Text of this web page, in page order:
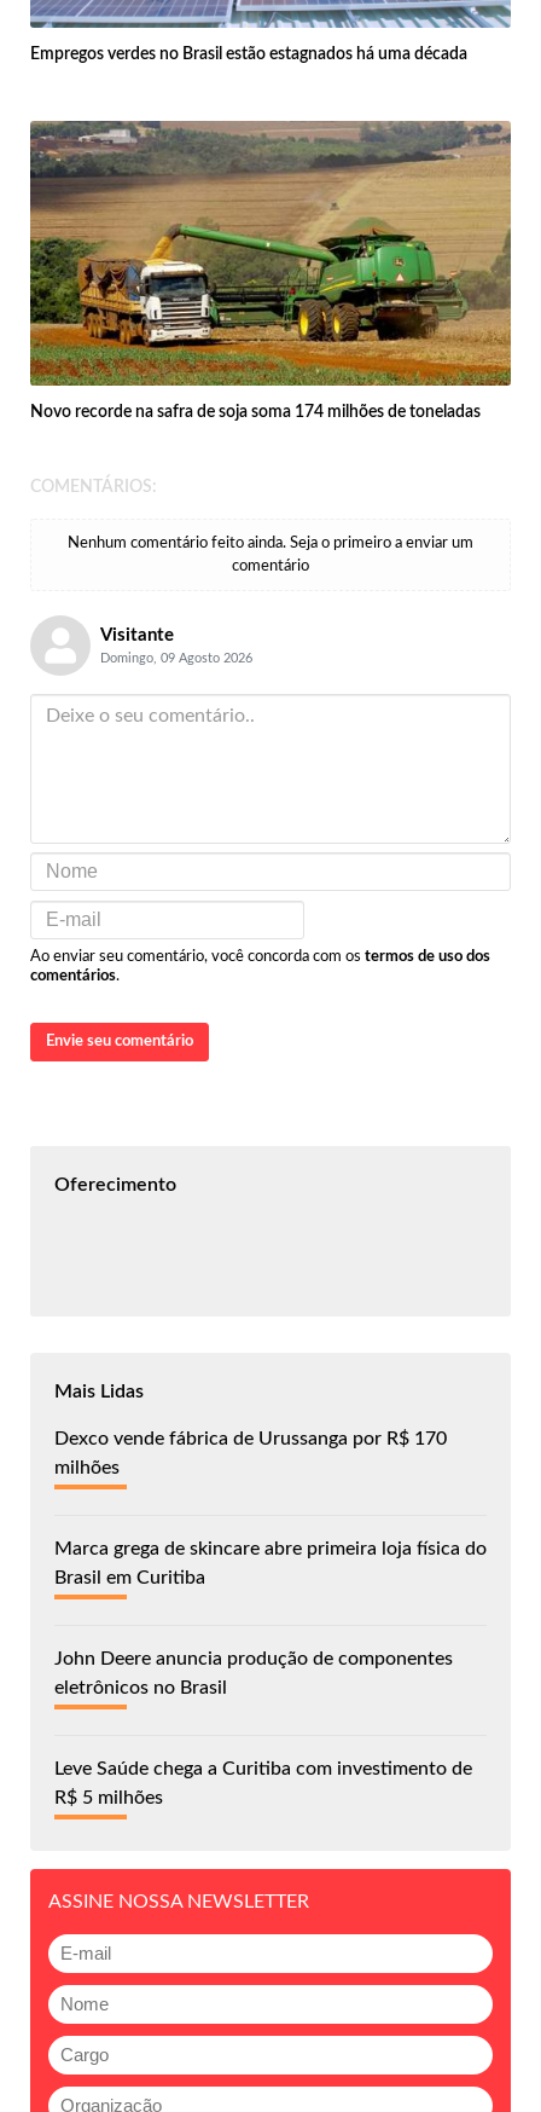
Empregos verdes no Brasil estão estagnados há uma década
Novo recorde na safra de soja soma 174 milhões de toneladas
COMENTÁRIOS:
Nenhum comentário feito ainda. Seja o primeiro a enviar um
comentário
Visitante
Domingo, 09 Agosto 2026
Ao enviar seu comentário, você concorda com os termos de uso dos
comentários.
Envie seu comentário
Oferecimento
Mais Lidas
Dexco vende fábrica de Urussanga por R$ 170
milhões
Marca grega de skincare abre primeira loja física do
Brasil em Curitiba
John Deere anuncia produção de componentes
eletrônicos no Brasil
Leve Saúde chega a Curitiba com investimento de
R$ 5 milhões
ASSINE NOSSA NEWSLETTER